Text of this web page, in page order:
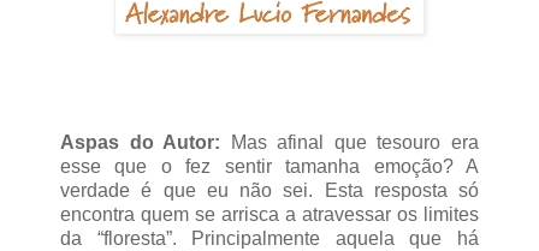
Aspas do Autor: Mas afinal que tesouro era
esse que o fez sentir tamanha emoção? A
verdade é que eu não sei. Esta resposta só
encontra quem se arrisca a atravessar os limites
da “floresta”. Principalmente aquela que há